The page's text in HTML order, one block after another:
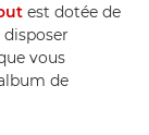
est dotée de
vous
de